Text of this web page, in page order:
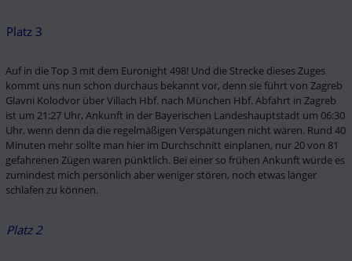
Platz 3
Auf in die Top 3 mit dem Euronight 498! Und die Strecke dieses Zuges
kommt uns nun schon durchaus bekannt vor, denn sie führt von Zagreb
Glavni Kolodvor über Villach Hbf. nach München Hbf. Abfahrt in Zagreb
ist um 21:27 Uhr, Ankunft in der Bayerischen Landeshauptstadt um 06:30
Uhr, wenn denn da die regelmäßigen Verspätungen nicht wären. Rund 40
Minuten mehr sollte man hier im Durchschnitt einplanen, nur 20 von 81
gefahrenen Zügen waren pünktlich. Bei einer so frühen Ankunft würde es
zumindest mich persönlich aber weniger stören, noch etwas länger
schlafen zu können.
Platz 2